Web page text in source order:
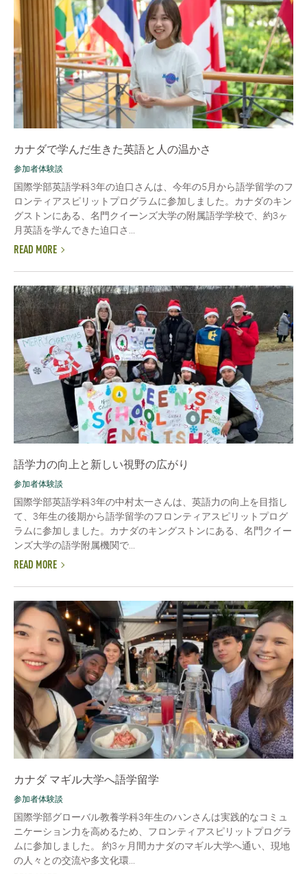
カナダで学んだ生きた英語と人の温かさ
参加者体験談
国際学部英語学科3年の迫口さんは、今年の5月から語学留学のフ
ロンティアスピリットプログラムに参加しました。カナダのキン
グストンにある、名門クイーンズ大学の附属語学学校で、約3ヶ
月英語を学んできた迫口さ...
READ MORE
語学力の向上と新しい視野の広がり
参加者体験談
国際学部英語学科3年の中村太一さんは、英語力の向上を目指し
て、3年生の後期から語学留学のフロンティアスピリットプログ
ラムに参加しました。カナダのキングストンにある、名門クイー
ンズ大学の語学附属機関で...
READ MORE
カナダ マギル大学へ語学留学
参加者体験談
国際学部グローバル教養学科3年生のハンさんは実践的なコミュ
ニケーション力を高めるため、フロンティアスピリットプログラ
ムに参加しました。 約3ヶ月間カナダのマギル大学へ通い、現地
の人々との交流や多文化環...